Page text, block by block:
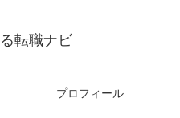
転職ナビ
プロフィール